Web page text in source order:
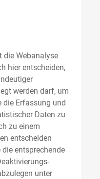
die Webanalyse
hier entscheiden,
werden darf, um
die Erfassung und
Daten zu
zu einem
entscheiden
entsprechende
unter